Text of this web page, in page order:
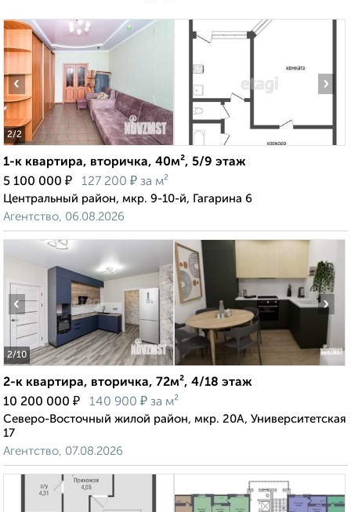
2/2
‹ ›
1-к квартира, вторичка, 40м², 5/9 этаж
5 100 000 ₽ 127 200 ₽ за м²
Центральный район, мкр. 9-10-й, Гагарина 6
Агентство, 06.08.2026
2/10
‹ ›
2-к квартира, вторичка, 72м², 4/18 этаж
10 200 000 ₽ 140 900 ₽ за м²
Северо-Восточный жилой район, мкр. 20А, Университетская
17
Агентство, 07.08.2026